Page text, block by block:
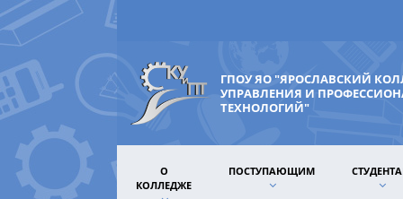
ГПОУ ЯО "ЯРОСЛАВСКИЙ
УПРАВЛЕНИЯ И
ТЕХНОЛОГИЙ"
О
КОЛЛЕДЖЕ
ПОСТУПАЮЩИМ